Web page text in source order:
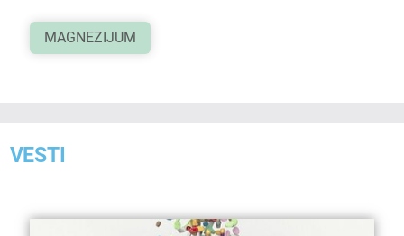
MAGNEZIJUM
VESTI